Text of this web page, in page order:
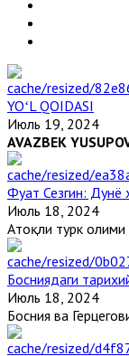
YOʻL QOIDASI
Июль 19, 2024
AVAZBEK
Фуат Сезгин: Дунё
Июль 18, 2024
Aтоқли турк
Босниядаги
Июль 18, 2024
Босния ва